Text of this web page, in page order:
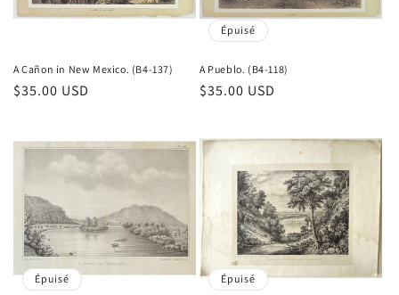
A Cañon in New Mexico. (B4-137)
Prix
$35.00 USD
Épuisé
A Pueblo. (B4-118)
Prix
$35.00 USD
Épuisé Épuisé